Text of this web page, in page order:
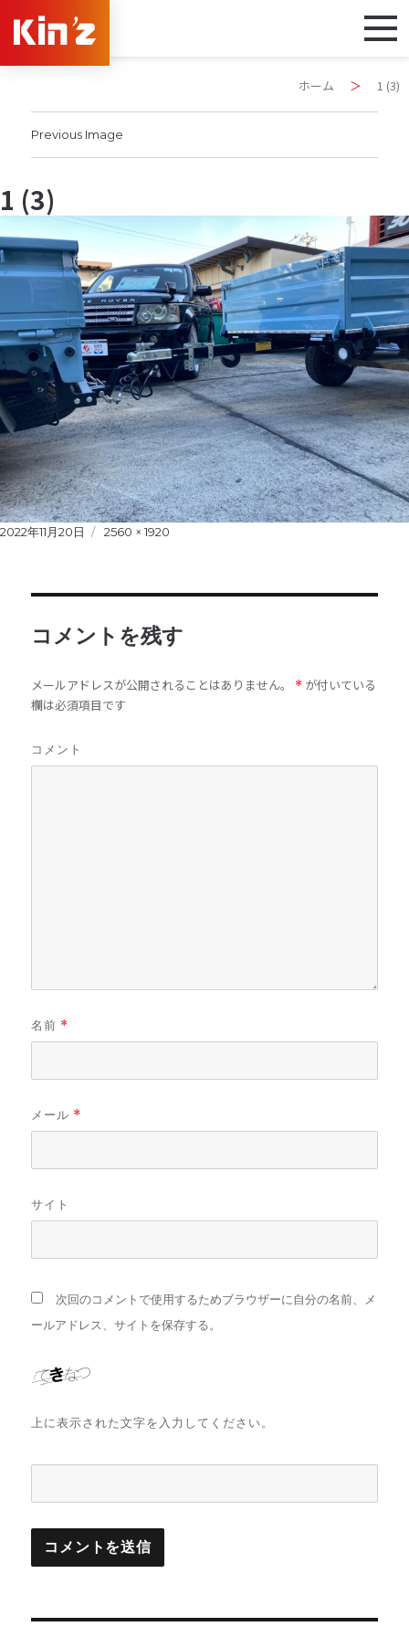
ホーム ＞ 1 (3)
Previous Image
1 (3)
Posted
2022年11月20日
Full
2560 × 1920
コメントを残す
メールアドレスが公開されることはありません。 * が付いている
欄は必須項目です
コメント
名前 *
メール *
サイト
次回のコメントで使用するためブラウザーに自分の名前、メ
ールアドレス、サイトを保存する。
上に表示された文字を入力してください。